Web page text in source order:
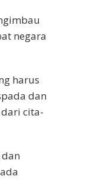
negara
harus
dan
cita-